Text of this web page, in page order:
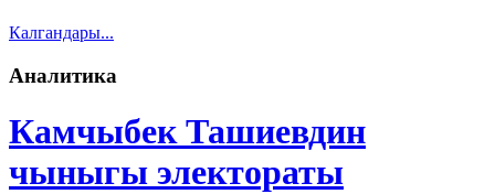
Калгандары...
Аналитика
Камчыбек Ташиевдин
чыныгы электораты